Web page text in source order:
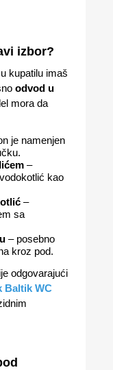
izbor?
kupatilu imaš
odvod u
mora da
je namenjen
–
kao
–
sa
– posebno
kroz pod.
odgovarajući
Baltik WC